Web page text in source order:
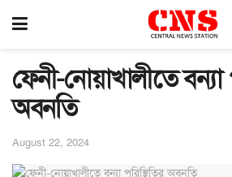
ফেনী-নোয়াখালীতে বন্যা
অবনতি
August 22, 2024